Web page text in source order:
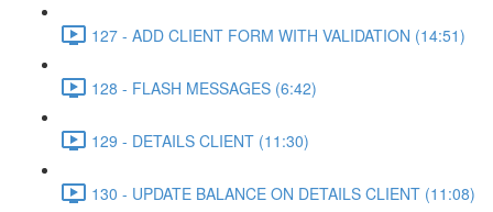
127 - ADD CLIENT FORM WITH VALIDATION (14:51)
128 - FLASH MESSAGES (6:42)
129 - DETAILS CLIENT (11:30)
130 - UPDATE BALANCE ON DETAILS CLIENT (11:08)